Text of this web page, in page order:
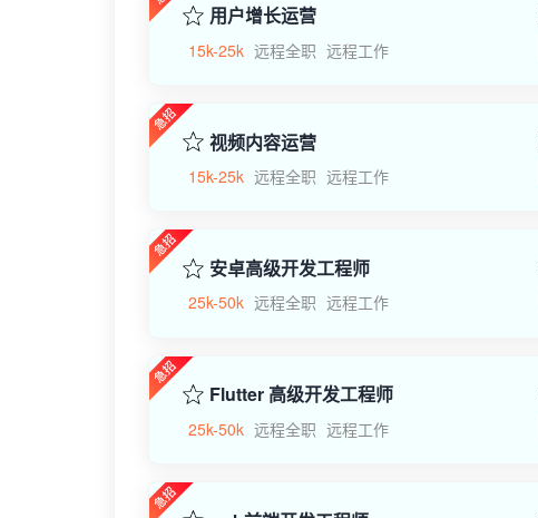
用户增长运营
15k-25k 远程全职 远程工作
视频内容运营
15k-25k 远程全职 远程工作
安卓高级开发工程师
25k-50k 远程全职 远程工作
Flutter 高级开发工程师
25k-50k 远程全职 远程工作